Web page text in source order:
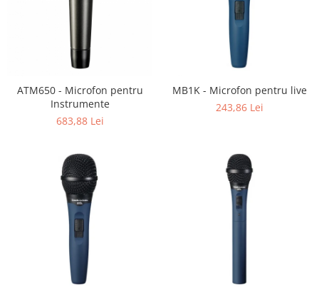
ATM650 - Microfon pentru
Instrumente
683,88 Lei
MB1K - Microfon pentru live
243,86 Lei